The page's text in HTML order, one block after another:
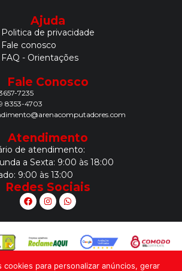
Ajuda
Politica de privacidade
Fale conosco
FAQ - Orientações
Fale Conosco
7235
8353-4703
Atendimento
de atendimento:
a Sexta: 9:00 às 18:00
9:00 às 13:00
Redes Sociais
cookies para personalizar anúncios, gerar